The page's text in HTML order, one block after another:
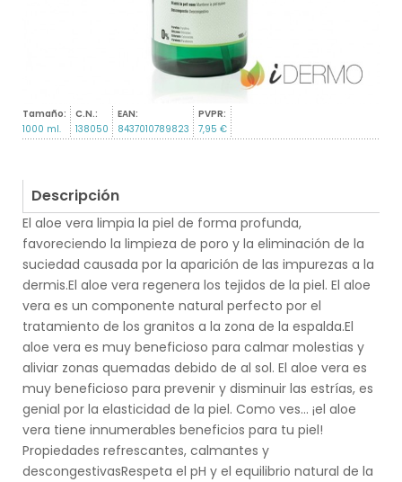
Tamaño:
1000 ml.
C.N.:
138050
EAN:
8437010789823
PVPR:
7,95 €
Descripción
El aloe vera limpia la piel de forma profunda,
favoreciendo la limpieza de poro y la eliminación de la
suciedad causada por la aparición de las impurezas a la
dermis.El aloe vera regenera los tejidos de la piel. El aloe
vera es un componente natural perfecto por el
tratamiento de los granitos a la zona de la espalda.El
aloe vera es muy beneficioso para calmar molestias y
aliviar zonas quemadas debido de al sol. El aloe vera es
muy beneficioso para prevenir y disminuir las estrías, es
genial por la elasticidad de la piel. Como ves… ¡el aloe
vera tiene innumerables beneficios para tu piel!
Propiedades refrescantes, calmantes y
descongestivasRespeta el pH y el equilibrio natural de la